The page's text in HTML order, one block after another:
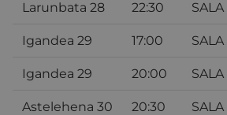
Larunbata 28 22:30 SALA
Igandea 29 17:00 SALA
Igandea 29 20:00 SALA
Astelehena 30 20:30 SALA